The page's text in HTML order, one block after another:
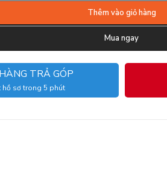
Thêm vào giỏ hàng
Mua ngay
TRẢ GÓP
hồ sơ trong 5 phút